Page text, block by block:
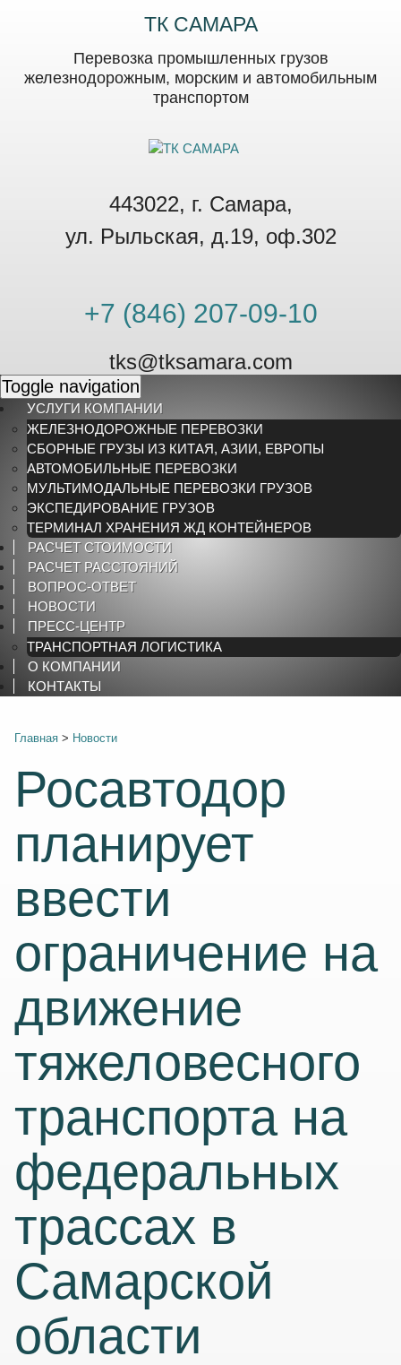
ТК САМАРА
Перевозка промышленных грузов
железнодорожным, морским и автомобильным
транспортом
443022, г. Самара,
ул. Рыльская, д.19, оф.302
+7 (846) 207-09-10
tks@tksamara.com
Toggle navigation
УСЛУГИ КОМПАНИИ
ЖЕЛЕЗНОДОРОЖНЫЕ ПЕРЕВОЗКИ
СБОРНЫЕ ГРУЗЫ ИЗ КИТАЯ, АЗИИ, ЕВРОПЫ
АВТОМОБИЛЬНЫЕ ПЕРЕВОЗКИ
МУЛЬТИМОДАЛЬНЫЕ ПЕРЕВОЗКИ ГРУЗОВ
ЭКСПЕДИРОВАНИЕ ГРУЗОВ
ТЕРМИНАЛ ХРАНЕНИЯ ЖД КОНТЕЙНЕРОВ
РАСЧЕТ СТОИМОСТИ
РАСЧЕТ РАССТОЯНИЙ
ВОПРОС-ОТВЕТ
НОВОСТИ
ПРЕСС-ЦЕНТР
ТРАНСПОРТНАЯ ЛОГИСТИКА
О КОМПАНИИ
КОНТАКТЫ
Главная> Новости
Росавтодор
планирует
ввести
ограничение на
движение
тяжеловесного
транспорта на
федеральных
трассах в
Самарской
области